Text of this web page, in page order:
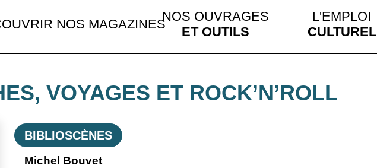
NOS MAGAZINES
NOS OUVRAGES
ET OUTILS
L'EMPLOI
CULTUREL
VOYAGES ET ROCK’N’ROLL
BIBLIOSCÈNES
Michel Bouvet